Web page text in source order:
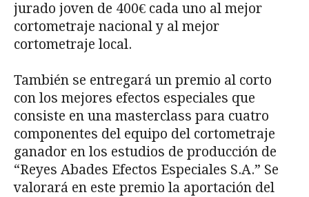
jurado joven de 400€ cada uno al mejor
cortometraje nacional y al mejor
cortometraje local.
También se entregará un premio al corto
con los mejores efectos especiales que
consiste en una masterclass para cuatro
componentes del equipo del cortometraje
ganador en los estudios de producción de
“Reyes Abades Efectos Especiales S.A.” Se
valorará en este premio la aportación del